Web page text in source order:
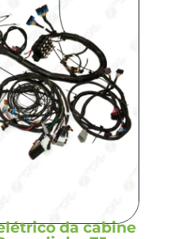
da cabine